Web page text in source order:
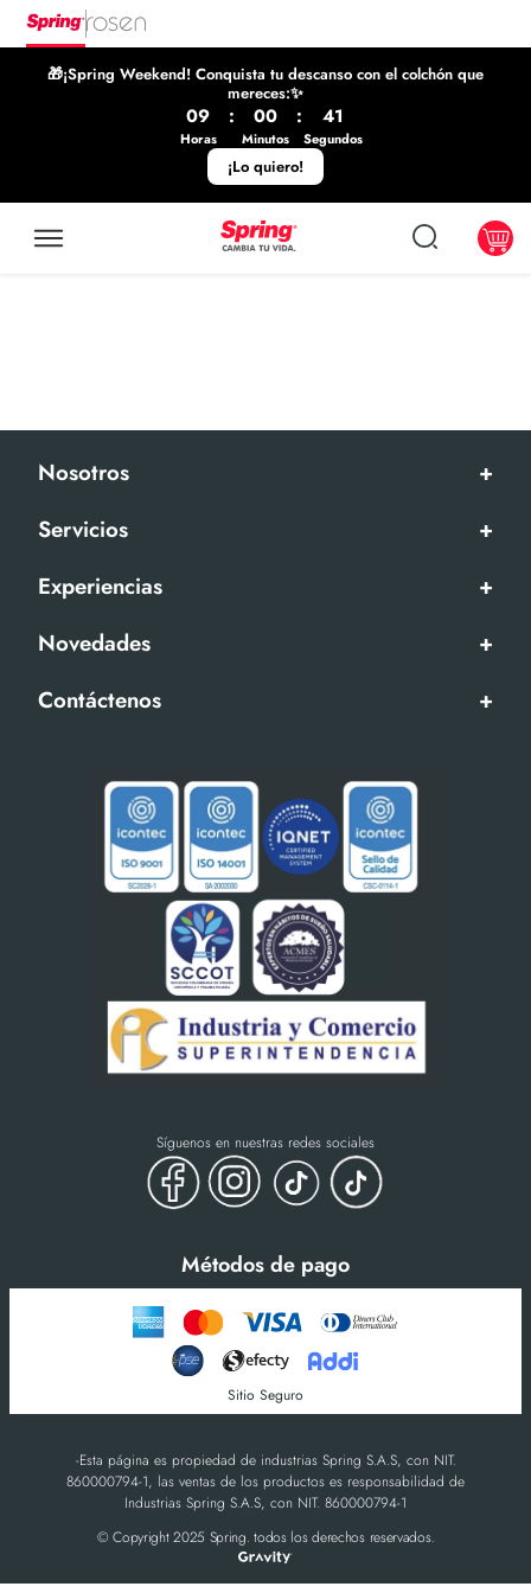
🎁¡Spring Weekend! Conquista tu descanso con el colchón que
mereces:✨
09
Horas
: 00
Minutos
: 41
Segundos
¡Lo quiero!
Nosotros
+
Servicios
+
Experiencias
+
Novedades
+
Contáctenos
+
Síguenos en nuestras redes sociales
Métodos de pago
Sitio Seguro
-Esta página es propiedad de industrias Spring S.A.S, con NIT.
860000794-1, las ventas de los productos es responsabilidad de
Industrias Spring S.A.S, con NIT. 860000794-1
© Copyright 2025 Spring. todos los derechos reservados.